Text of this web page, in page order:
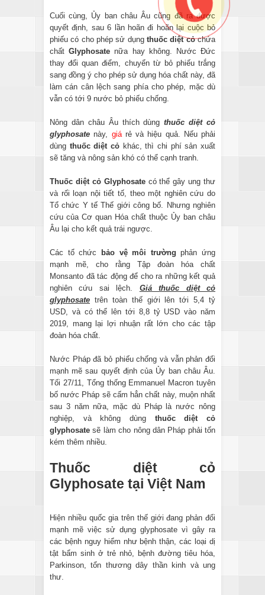
Cuối cùng, Ủy ban châu Âu cũng đã ra được
quyết định, sau 6 lần hoãn đi hoãn lại cuộc bỏ
phiếu có cho phép sử dụng thuốc diệt cỏchứa
chấtGlyphosate nữa hay không. Nước Đức
thay đổi quan điểm, chuyển từ bỏ phiếu trắng
sang đồng ý cho phép sử dụng hóa chất này, đã
làm cán cân lệch sang phía cho phép, mặc dù
vẫn có tới 9 nước bỏ phiếu chống.
Nông dân châu Âu thích dùngthuốc diệt cỏ
glyphosate này, giárẻ và hiệu quả. Nếu phải
dùng thuốc diệt cỏ khác, thì chi phí sản xuất
sẽ tăng và nông sản khó có thể cạnh tranh.
Thuốc diệt cỏ Glyphosatecó thể gây ung thư
và rối loạn nội tiết tố, theo một nghiên cứu do
Tổ chức Y tế Thế giới công bố. Nhưng nghiên
cứu của Cơ quan Hóa chất thuộc Ủy ban châu
Âu lại cho kết quả trái ngược.
Các tổ chức bảo vệ môi trường phản ứng
mạnh mẽ, cho rằng Tập đoàn hóa chất
Monsanto đã tác động để cho ra những kết quả
nghiên cứu sai lệch. Giá thuốc diệt cỏ
glyphosate trên toàn thế giới lên tới 5,4 tỷ
USD, và có thể lên tới 8,8 tỷ USD vào năm
2019, mang lại lợi nhuận rất lớn cho các tập
đoàn hóa chất.
Nước Pháp đã bỏ phiếu chống và vẫn phản đối
mạnh mẽ sau quyết định của Ủy ban châu Âu.
Tối 27/11, Tổng thống Emmanuel Macron tuyên
bố nước Pháp sẽ cấm hẳn chất này, muộn nhất
sau 3 năm nữa, mặc dù Pháp là nước nông
nghiệp, và không dùng thuốc diệt cỏ
glyphosate sẽ làm cho nông dân Pháp phải tốn
kém thêm nhiều.
Thuốc diệt cỏ
Glyphosate tại Việt Nam
Hiện nhiều quốc gia trên thế giới đang phản đối
mạnh mẽ việc sử dụng glyphosate vì gây ra
các bệnh nguy hiểm như bệnh thận, các loại dị
tật bẩm sinh ở trẻ nhỏ, bệnh đường tiêu hóa,
Parkinson, tổn thương dây thần kinh và ung
thư.